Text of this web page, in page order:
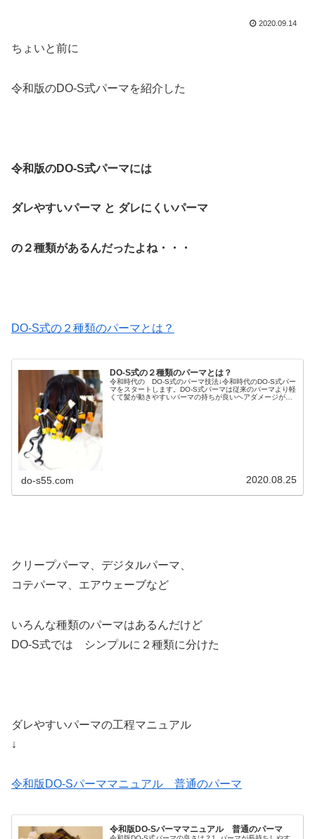
2020.09.14
ちょいと前に
令和版のDO-S式パーマを紹介した
令和版のDO-S式パーマには
ダレやすいパーマ と ダレにくいパーマ
の２種類があるんだったよね・・・
DO-S式の２種類のパーマとは？
DO-S式の２種類のパーマとは？
令和時代の DO-S式のパーマ技法↓令和時代のDO-S式パー
マをスタートします。DO-S式パーマは従来のパーマより軽
くて髪が動きやすいパーマの持ちが良いヘアダメージが少
do-s55.com 2020.08.25
クリープパーマ、デジタルパーマ、
コテパーマ、エアウェーブなど
いろんな種類のパーマはあるんだけど
DO-S式では シンプルに２種類に分けた
ダレやすいパーマの工程マニュアル
↓
令和版DO-Sパーママニュアル 普通のパーマ
令和版DO-Sパーママニュアル 普通のパーマ